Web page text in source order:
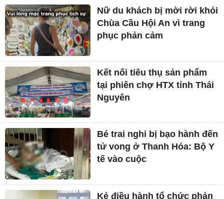
Nữ du khách bị mời rời khỏi
Chùa Cầu Hội An vì trang
phục phản cảm
Kết nối tiêu thụ sản phẩm
tại phiên chợ HTX tỉnh Thái
Nguyên
Bé trai nghi bị bạo hành đến
tử vong ở Thanh Hóa: Bộ Y
tế vào cuộc
Kẻ điều hành tổ chức phản